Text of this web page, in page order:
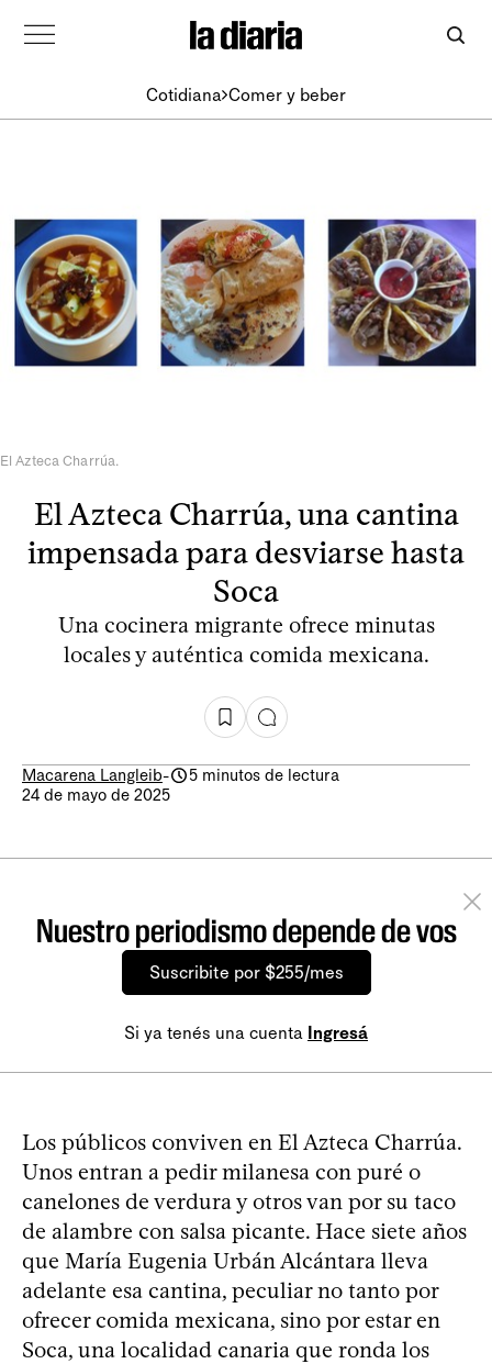
Cotidiana Comer y beber
El Azteca Charrúa.
El Azteca Charrúa, una cantina
impensada para desviarse hasta
Soca
Una cocinera migrante ofrece minutas
locales y auténtica comida mexicana.
Macarena Langleib-
5 minutos de lectura
24 de mayo de 2025
Nuestro periodismo depende de vos
Suscribite por $255/mes
Si ya tenés una cuenta Ingresá
Los públicos conviven en El Azteca Charrúa.
Unos entran a pedir milanesa con puré o
canelones de verdura y otros van por su taco
de alambre con salsa picante. Hace siete años
que María Eugenia Urbán Alcántara lleva
adelante esa cantina, peculiar no tanto por
ofrecer comida mexicana, sino por estar en
Soca, una localidad canaria que ronda los